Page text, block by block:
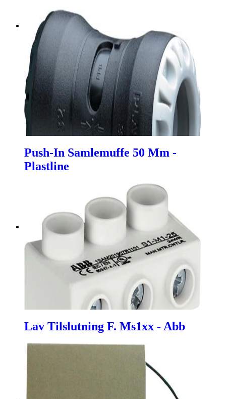
Push-In Samlemuffe 50 Mm -
Plastline
Lav Tilslutning F. Ms1xx - Abb